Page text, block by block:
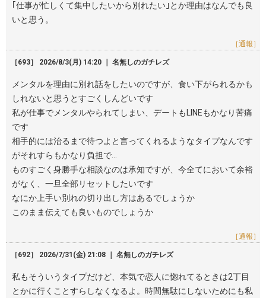
｢仕事が忙しくて集中したいから別れたい｣とか理由はなんでも良
いと思う。
［通報］
［693］ 2026/8/3(月) 14:20 ｜ 名無しのガチレズ
メンタルを理由に別れ話をしたいのですが、食い下がられるかも
しれないと思うとすごくしんどいです
私が仕事でメンタルやられてしまい、デートもLINEもかなり苦痛
です
相手的には治るまで待つよと言ってくれるようなタイプなんです
がそれすらもかなり負担で…
ものすごく身勝手な相談なのは承知ですが、今全てにおいて余裕
がなく、一旦全部リセットしたいです
なにか上手い別れの切り出し方はあるでしょうか
このまま伝えても良いものでしょうか
［通報］
［692］ 2026/7/31(金) 21:08 ｜ 名無しのガチレズ
私もそういうタイプだけど、本気で恋人に惚れてるときは2丁目
とかに行くことすらしなくなるよ。時間無駄にしないためにも私